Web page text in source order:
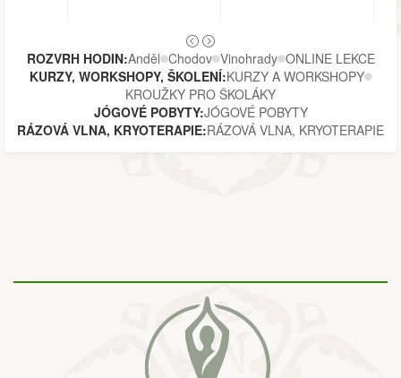
ROZVRH HODIN:Anděl Chodov Vinohrady ONLINE LEKCE
KURZY, WORKSHOPY, ŠKOLENÍ:KURZY A WORKSHOPY
KROUŽKY PRO ŠKOLÁKY
JÓGOVÉ POBYTY:JÓGOVÉ POBYTY
RÁZOVÁ VLNA, KRYOTERAPIE:RÁZOVÁ VLNA, KRYOTERAPIE